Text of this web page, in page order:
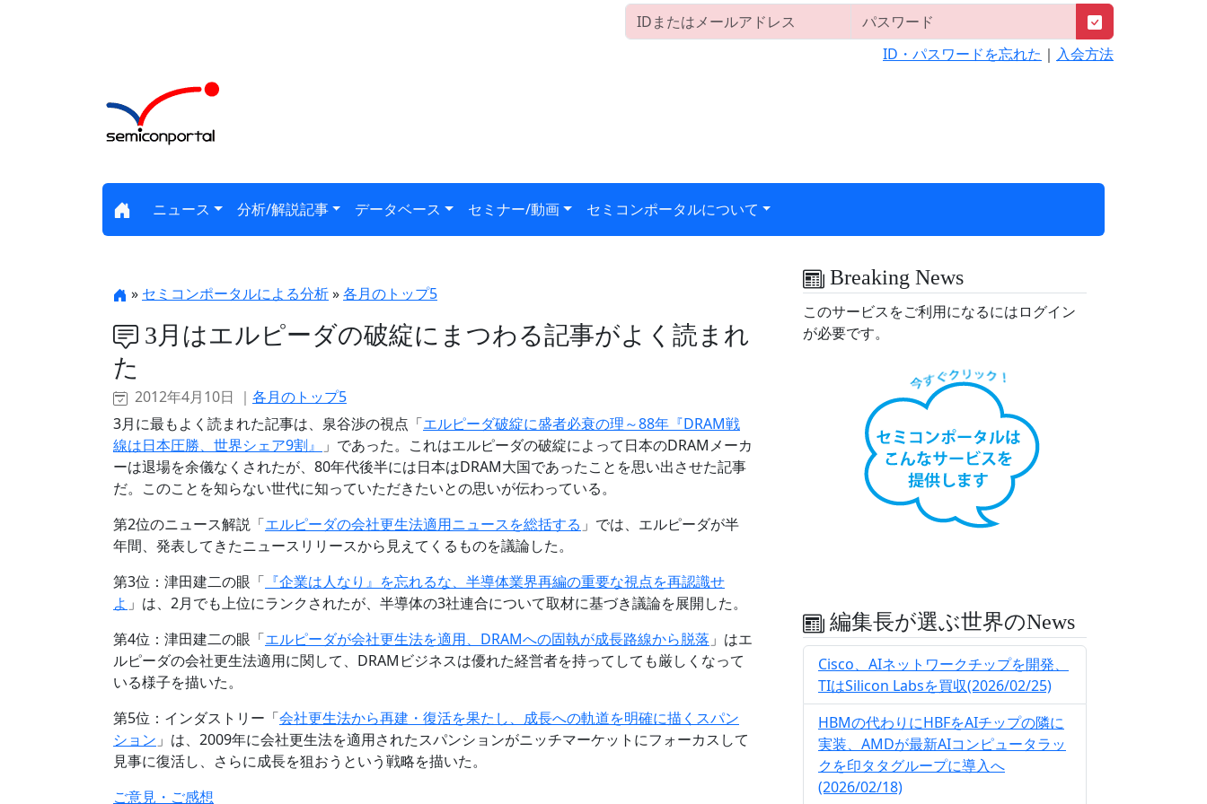
ID・パスワードを忘れた ｜ 入会方法
ニュース 分析/解説記事 データベース セミナー/動画 セミコンポータルについて
» セミコンポータルによる分析»各月のトップ5
3月はエルピーダの破綻にまつわる記事がよく読まれ
た
2012年4月10日 ｜ 各月のトップ5
3月に最もよく読まれた記事は、泉谷渉の視点「エルピーダ破綻に盛者必衰の理～88年『DRAM戦
線は日本圧勝、世界シェア9割』
」であった。これはエルピーダの破綻によって日本のDRAMメーカ
ーは退場を余儀なくされたが、80年代後半には日本はDRAM大国であったことを思い出させた記事
だ。このことを知らない世代に知っていただきたいとの思いが伝わっている。
第2位のニュース解説「エルピーダの会社更生法適用ニュースを総括する 」では、エルピーダが半
年間、発表してきたニュースリリースから見えてくるものを議論した。
第3位：津田建二の眼「 『企業は人なり』を忘れるな、半導体業界再編の重要な視点を再認識せ
よ 」は、2月でも上位にランクされたが、半導体の3社連合について取材に基づき議論を展開した。
第4位：津田建二の眼「エルピーダが会社更生法を適用、DRAMへの固執が成長路線から脱落 」はエ
ルピーダの会社更生法適用に関して、DRAMビジネスは優れた経営者を持ってしても厳しくなって
いる様子を描いた。
第5位：インダストリー「会社更生法から再建・復活を果たし、成長への軌道を明確に描くスパン
ション 」は、2009年に会社更生法を適用されたスパンションがニッチマーケットにフォーカスして
見事に復活し、さらに成長を狙おうという戦略を描いた。
ご意見・ご感想
Breaking News
このサービスをご利用になるにはログイン
が必要です。
編集長が選ぶ世界のNews
Cisco、AIネットワークチップを開発、
TIはSilicon Labsを買収(2026/02/25)
HBMの代わりにHBFをAIチップの隣に
実装、AMDが最新AIコンピュータラッ
クを印タタグループに導入へ
(2026/02/18)